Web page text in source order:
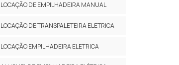
LOCAÇÃO DE EMPILHADEIRA MANUAL
LOCAÇÃO DE TRANSPALETEIRA ELETRICA
LOCAÇÃO EMPILHADEIRA ELETRICA